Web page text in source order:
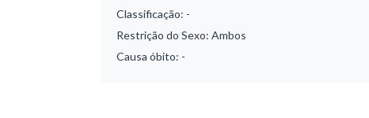
Classificação: -
Restrição do Sexo: Ambos
Causa óbito: -